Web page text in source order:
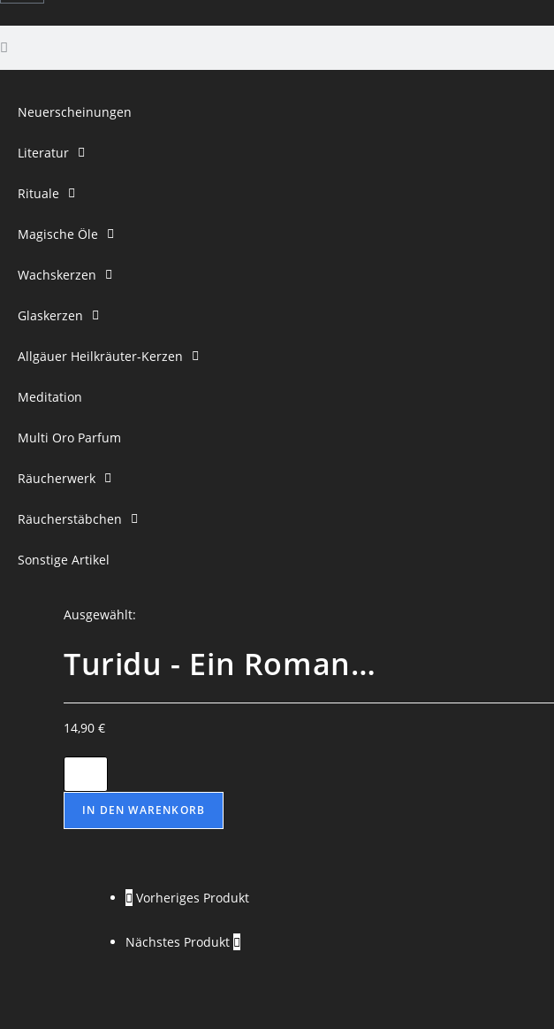
Neuerscheinungen
Literatur
Rituale
Magische Öle
Wachskerzen
Glaskerzen
Allgäuer Heilkräuter-Kerzen
Meditation
Multi Oro Parfum
Räucherwerk
Räucherstäbchen
Sonstige Artikel
Ausgewählt:
Turidu - Ein Roman…
14,90 €
IN DEN WARENKORB
Vorheriges Produkt
Nächstes Produkt